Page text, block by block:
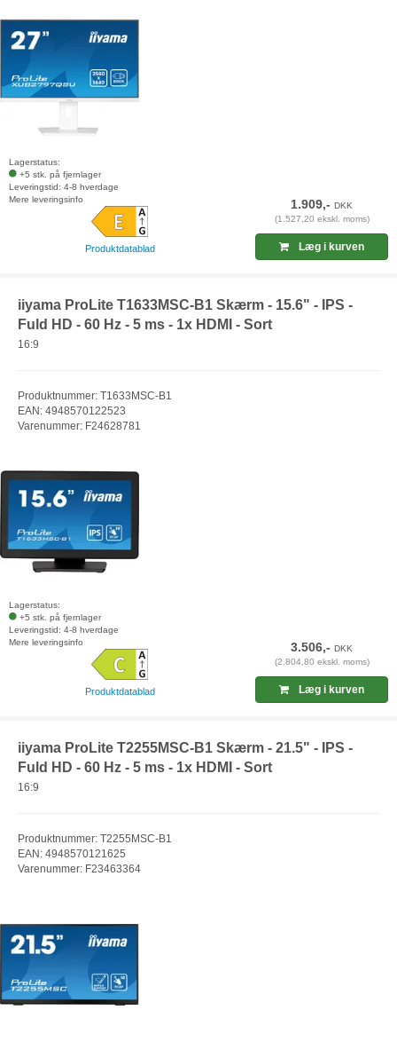
Lagerstatus:
+5 stk. på fjernlager
Leveringstid: 4-8 hverdage
Mere leveringsinfo
Produktdatablad
1.909,-DKK
(1.527,20 ekskl. moms)
Læg i kurven
iiyama ProLite T1633MSC-B1 Skærm - 15.6" - IPS -
Fuld HD - 60 Hz - 5 ms - 1x HDMI - Sort
16:9
Produktnummer: T1633MSC-B1
EAN: 4948570122523
Varenummer: F24628781
Lagerstatus:
+5 stk. på fjernlager
Leveringstid: 4-8 hverdage
Mere leveringsinfo
Produktdatablad
3.506,-DKK
(2.804,80 ekskl. moms)
Læg i kurven
iiyama ProLite T2255MSC-B1 Skærm - 21.5" - IPS -
Fuld HD - 60 Hz - 5 ms - 1x HDMI - Sort
16:9
Produktnummer: T2255MSC-B1
EAN: 4948570121625
Varenummer: F23463364